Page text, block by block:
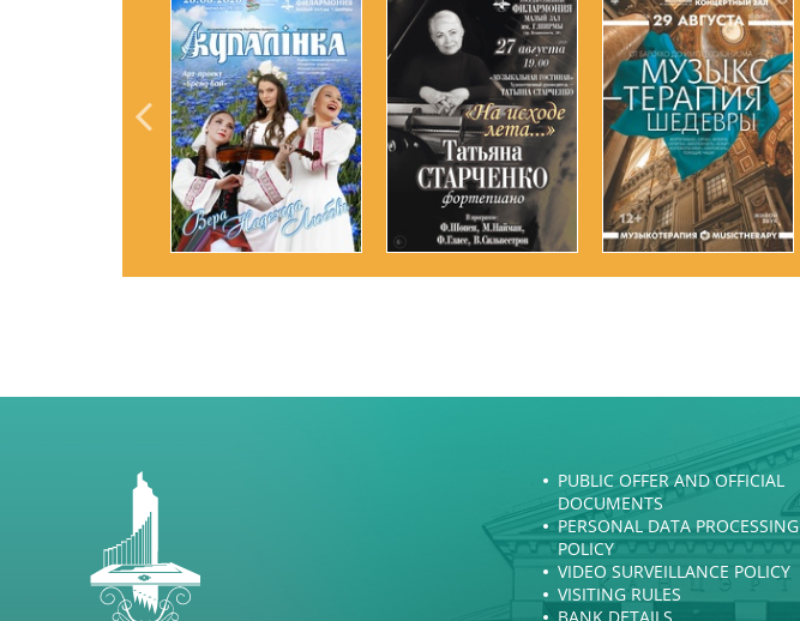
PUBLIC OFFER AND OFFICIAL
DOCUMENTS
PERSONAL DATA PROCESSING
POLICY
VIDEO SURVEILLANCE POLICY
VISITING RULES